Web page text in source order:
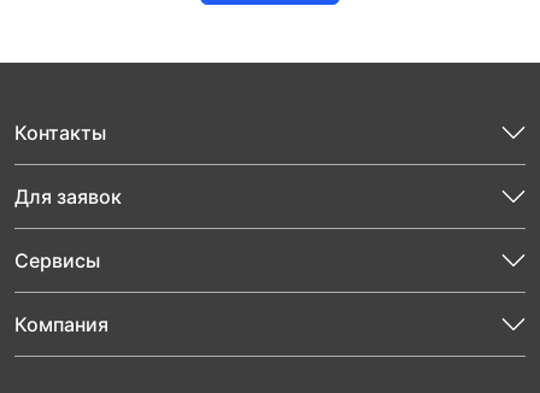
Контакты
Для заявок
Сервисы
Компания